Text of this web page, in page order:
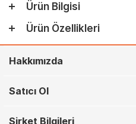
Ürün Bilgisi
Ürün Özellikleri
Hakkımızda
Satıcı Ol
Şirket Bilgileri